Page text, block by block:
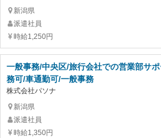
新潟県
派遣社員
時給1,250円
一般事務/中央区/旅行会社での営業部サ
務可/車通勤可/一般事務
株式会社パソナ
新潟県
派遣社員
時給1,350円